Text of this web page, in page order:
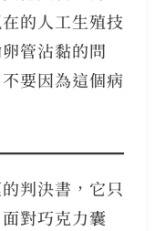
的人工生殖技
管沾黏的問
要因為這個病
判決書，它只
對巧克力囊